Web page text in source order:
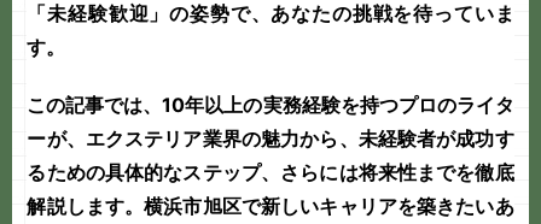
「未経験歓迎 」の姿勢で、あなたの挑戦を待っていま
す。
この記事では、10年以上の実務経験を持つプロのライタ
ーが、エクステリア業界の魅力から、未経験者が成功す
るための具体的なステップ、さらには将来性までを徹底
解説します。横浜市旭区で新しいキャリアを築きたいあ